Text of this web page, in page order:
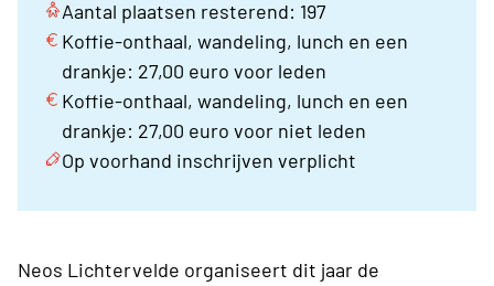
Aantal plaatsen resterend: 197
Koffie-onthaal, wandeling, lunch en een
drankje: 27,00 euro voor leden
Koffie-onthaal, wandeling, lunch en een
drankje: 27,00 euro voor niet leden
Op voorhand inschrijven verplicht
Neos Lichtervelde organiseert dit jaar de